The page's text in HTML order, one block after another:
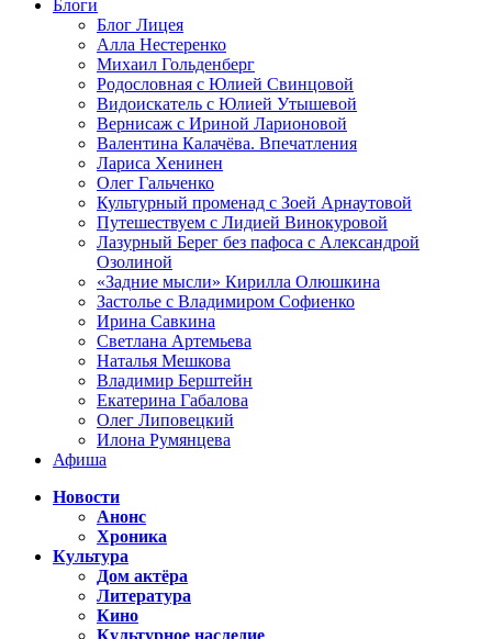
Блоги
Блог Лицея
Алла Нестеренко
Михаил Гольденберг
Родословная с Юлией Свинцовой
Видоискатель с Юлией Утышевой
Вернисаж с Ириной Ларионовой
Валентина Калачёва. Впечатления
Лариса Хенинен
Олег Гальченко
Культурный променад с Зоей Арнаутовой
Путешествуем с Лидией Винокуровой
Лазурный Берег без пафоса с Александрой
Озолиной
«Задние мысли» Кирилла Олюшкина
Застолье с Владимиром Софиенко
Ирина Савкина
Светлана Артемьева
Наталья Мешкова
Владимир Берштейн
Екатерина Габалова
Олег Липовецкий
Илона Румянцева
Афиша
Новости
Анонс
Хроника
Культура
Дом актёра
Литература
Кино